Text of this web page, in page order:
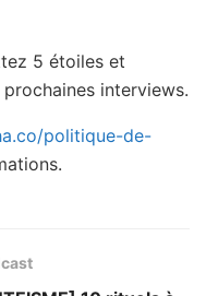
5 étoiles et
interviews.
politique-de-